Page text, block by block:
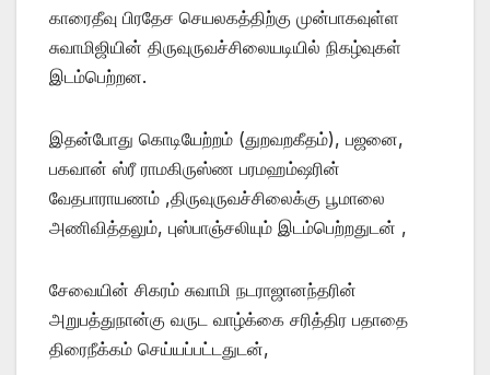
காரைதீவு பிரதேச செயலகத்திற்கு முன்பாகவுள்ள
சுவாமிஜியின் திருவுருவச்சிலையடியில் நிகழ்வுகள்
இடம்பெற்றன.
இதன்போது கொடியேற்றம் (துறவறகீதம்), பஜனை,
பகவான் ஸ்ரீ ராமகிருஸ்ண பரமஹம்ஷரின்
வேதபாராயணம் ,திருவுருவச்சிலைக்கு பூமாலை
அணிவித்தலும், புஸ்பாஞ்சலியும் இடம்பெற்றதுடன் ,
சேவையின் சிகரம் சுவாமி நடராஜானந்தரின்
அறுபத்துநான்கு வருட வாழ்க்கை சரித்திர பதாதை
திரைநீக்கம் செய்யப்பட்டதுடன்,